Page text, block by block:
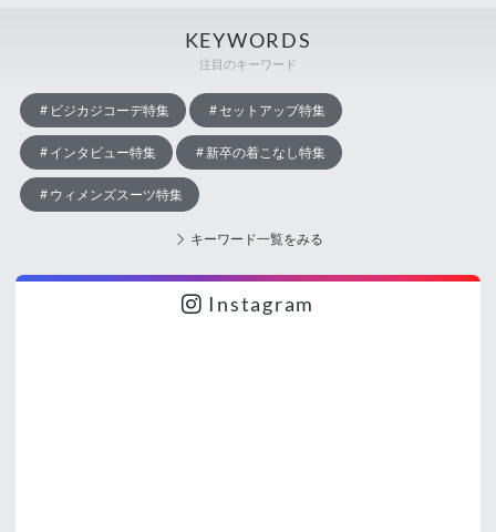
KEYWORDS
注目のキーワード
ビジカジコーデ特集 セットアップ特集
インタビュー特集 新卒の着こなし特集
ウィメンズスーツ特集
キーワード一覧をみる
Instagram